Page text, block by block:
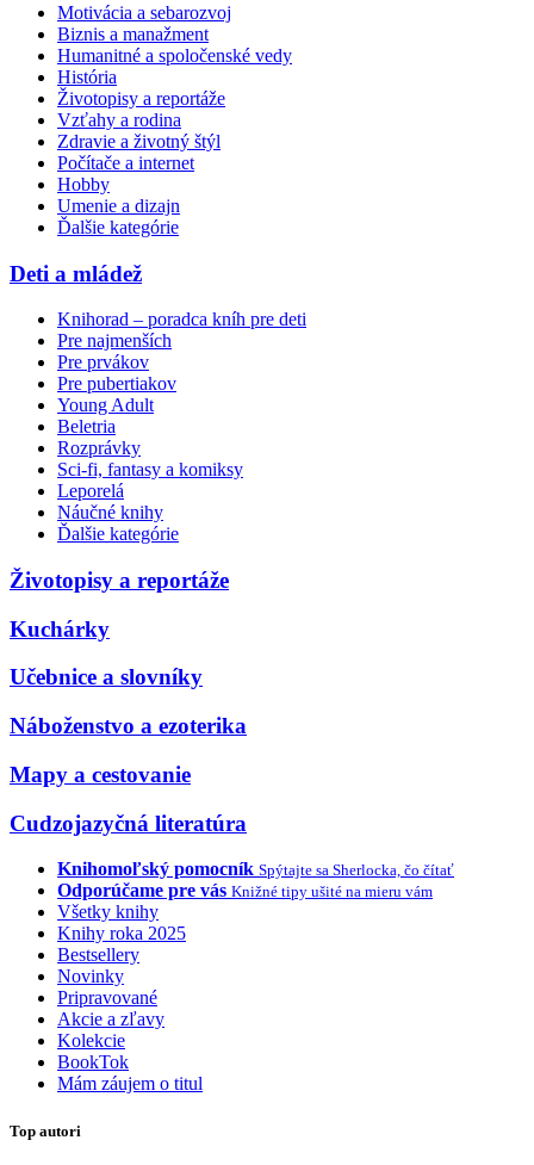
Motivácia a sebarozvoj
Biznis a manažment
Humanitné a spoločenské vedy
História
Životopisy a reportáže
Vzťahy a rodina
Zdravie a životný štýl
Počítače a internet
Hobby
Umenie a dizajn
Ďalšie kategórie
Deti a mládež
Knihorad – poradca kníh pre deti
Pre najmenších
Pre prvákov
Pre pubertiakov
Young Adult
Beletria
Rozprávky
Sci-fi, fantasy a komiksy
Leporelá
Náučné knihy
Ďalšie kategórie
Životopisy a reportáže
Kuchárky
Učebnice a slovníky
Náboženstvo a ezoterika
Mapy a cestovanie
Cudzojazyčná literatúra
Knihomoľský pomocník Spýtajte sa Sherlocka, čo čítať
Odporúčame pre vás Knižné tipy ušité na mieru vám
Všetky knihy
Knihy roka 2025
Bestsellery
Novinky
Pripravované
Akcie a zľavy
Kolekcie
BookTok
Mám záujem o titul
Top autori